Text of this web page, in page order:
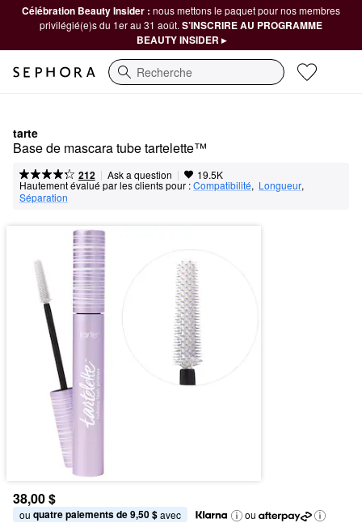
Célébration Beauty Insider : nous mettons le paquet pour nos membres
privilégié(e)s du 1er au 31 août. S’INSCRIRE AU PROGRAMME
BEAUTY INSIDER ▸
Recherche
tarte
Base de mascara tube tartelette™
212 | Ask a question | 19.5K
Hautement évalué par les clients pour :Compatibilité, Longueur,
Séparation
38,00 $
ou quatre paiements de 9,50 $ avec
ou